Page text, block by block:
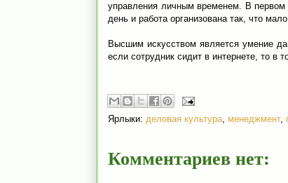
управления личным временем. В
день и работа организована так, что
Высшим искусством является умение
если сотрудник сидит в интернете, то в
Ярлыки: деловая культура, менеджмент,
Комментариев нет: